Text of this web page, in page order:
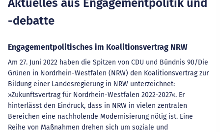
Aktuelles aus Engagementpolitik und
-debatte
Engagementpolitisches im Koalitionsvertrag NRW
Am 27. Juni 2022 haben die Spitzen von CDU und Bündnis 90/Die
Grünen in Nordrhein-Westfalen (NRW) den Koalitionsvertrag zur
Bildung einer Landesregierung in NRW unterzeichnet:
»Zukunftsvertrag für Nordrhein-Westfalen 2022-2027«. Er
hinterlässt den Eindruck, dass in NRW in vielen zentralen
Bereichen eine nachholende Modernisierung nötig ist. Eine
Reihe von Maßnahmen drehen sich um soziale und